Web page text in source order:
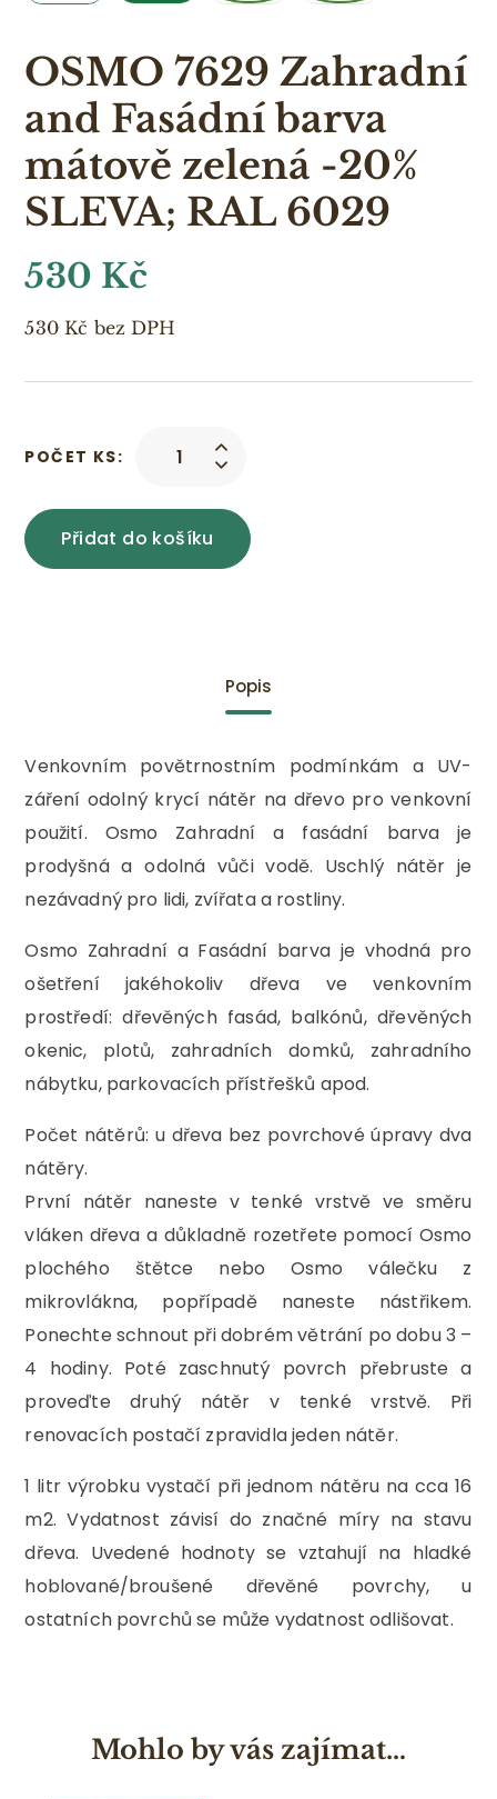
OSMO 7629 Zahradní
and Fasádní barva
mátově zelená -20%
SLEVA; RAL 6029
530 Kč
530 Kč bez DPH
POČET KS:
Přidat do košíku
Popis
Venkovním povětrnostním podmínkám a UV-
záření odolný krycí nátěr na dřevo pro venkovní
použití. Osmo Zahradní a fasádní barva je
prodyšná a odolná vůči vodě. Uschlý nátěr je
nezávadný pro lidi, zvířata a rostliny.
Osmo Zahradní a Fasádní barva je vhodná pro
ošetření jakéhokoliv dřeva ve venkovním
prostředí: dřevěných fasád, balkónů, dřevěných
okenic, plotů, zahradních domků, zahradního
nábytku, parkovacích přístřešků apod.
Počet nátěrů: u dřeva bez povrchové úpravy dva
nátěry.
První nátěr naneste v tenké vrstvě ve směru
vláken dřeva a důkladně rozetřete pomocí Osmo
plochého štětce nebo Osmo válečku z
mikrovlákna, popřípadě naneste nástřikem.
Ponechte schnout při dobrém větrání po dobu 3 –
4 hodiny. Poté zaschnutý povrch přebruste a
proveďte druhý nátěr v tenké vrstvě. Při
renovacích postačí zpravidla jeden nátěr.
1 litr výrobku vystačí při jednom nátěru na cca 16
m2. Vydatnost závisí do značné míry na stavu
dřeva. Uvedené hodnoty se vztahují na hladké
hoblované/broušené dřevěné povrchy, u
ostatních povrchů se může vydatnost odlišovat.
Mohlo by vás zajímat…